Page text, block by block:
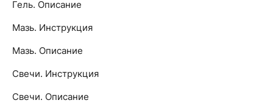
Гель. Описание
Мазь. Инструкция
Мазь. Описание
Свечи. Инструкция
Свечи. Описание